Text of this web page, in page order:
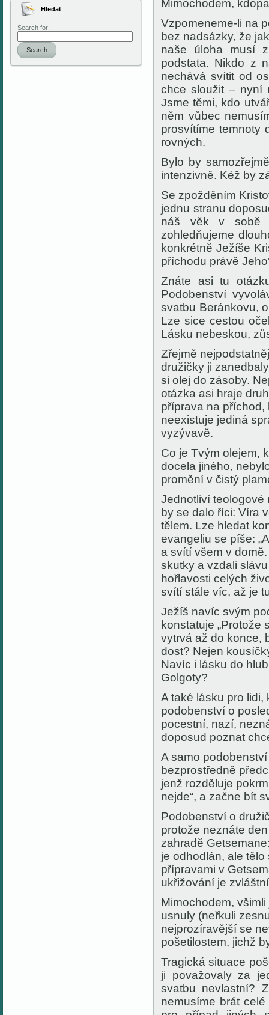
Hledat
Search for:
Search
Mimochodem,
Vzpomeneme-li na
bez nadsázky, že
naše úloha musí
podstata. Nikdo z
nechává svítit od
chce sloužit – nyní
Jsme těmi, kdo
něm vůbec
prosvítíme temnoty
rovných.
Bylo by
intenzivně. Kéž by
Se zpožděním
jednu stranu
náš věk v sobě
zohledňujeme
konkrétně Ježíše
příchodu právě
Znáte asi tu
Podobenství
svatbu Beránkovu,
Lze sice cestou
Lásku nebeskou,
Zřejmě
družičky ji
si olej do zásoby.
otázka asi hraje
příprava na
neexistuje jediná
vyzývavě.
Co je Tvým olejem,
docela jiného,
promění v čistý
Jednotliví teologové
by se dalo říci: Víra
tělem. Lze hledat
evangeliu se píše:
a svítí všem v
skutky a vzdali
hořlavosti celých
svítí stále víc, až je
Ježíš navíc svým
konstatuje
vytrvá až do konce,
dost? Nejen
Navíc i lásku do
Golgoty?
A také lásku pro
podobenství o
pocestní, nazí,
doposud poznat
A samo
bezprostředně
jenž rozděluje
nejde“, a začne bít
Podobenství o
protože neznáte
zahradě
je odhodlán, ale tělo
přípravami v
ukřižování je
Mimochodem,
usnuly (neřkuli
nejprozíravější se
pošetilostem, jichž
Tragická situace
ji považovaly za
svatbu nevlastní?
nemusíme brát